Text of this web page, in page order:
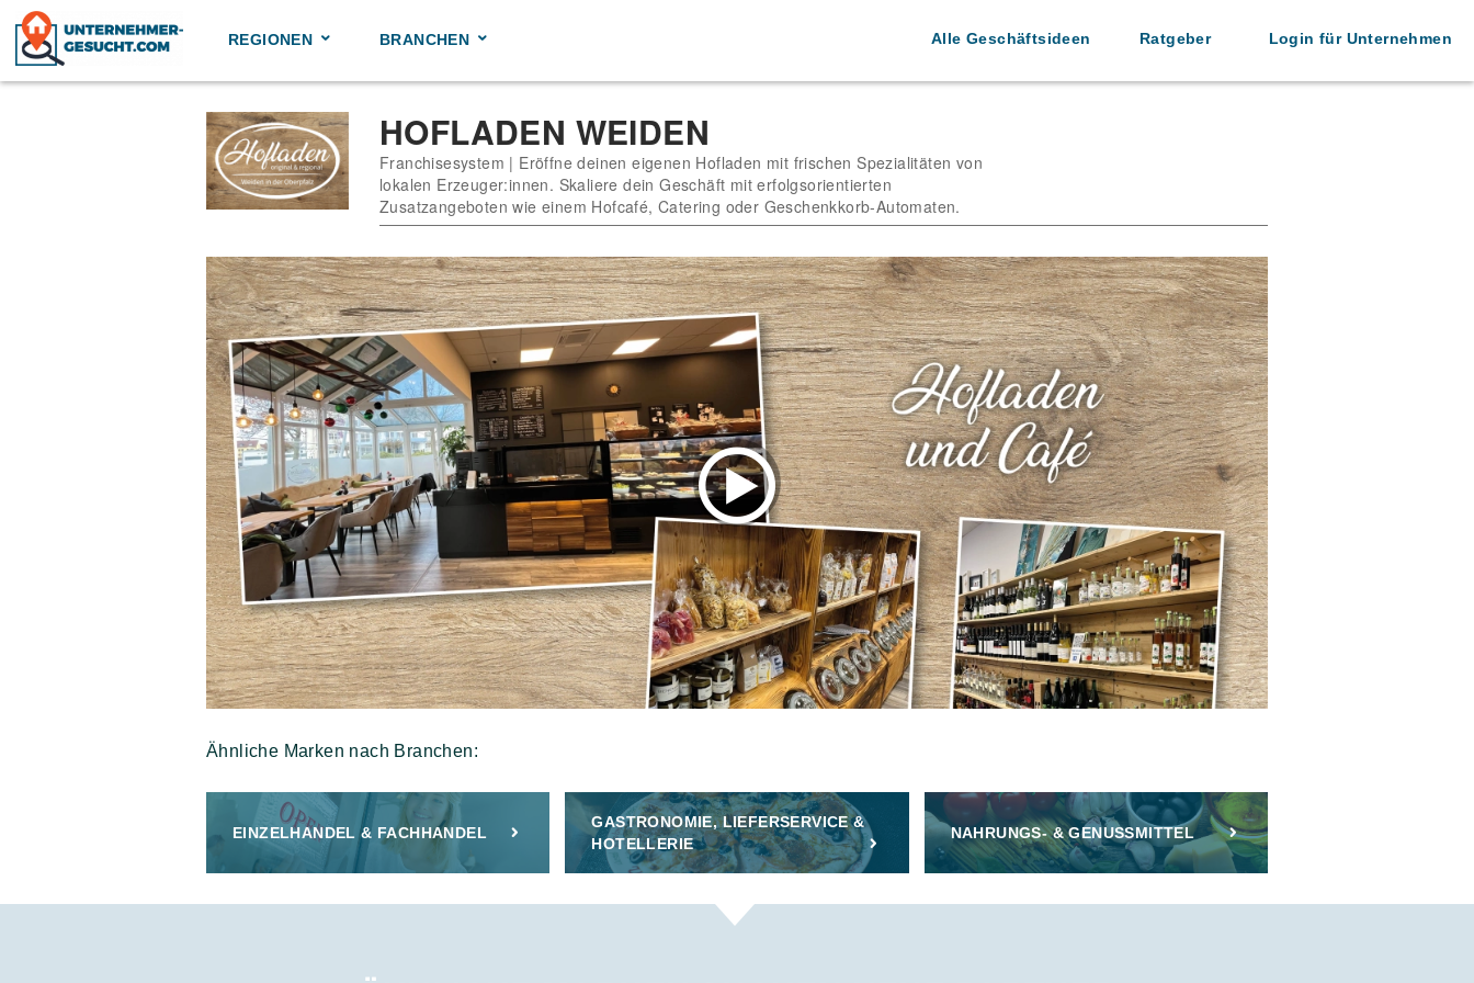
Skip
content
REGIONEN BRANCHEN Alle Geschäftsideen Ratgeber Login für Unternehmen
HOFLADEN WEIDEN
Franchisesystem | Eröffne deinen eigenen Hofladen mit frischen Spezialitäten von
lokalen Erzeuger:innen. Skaliere dein Geschäft mit erfolgsorientierten
Zusatzangeboten wie einem Hofcafé, Catering oder Geschenkkorb-Automaten.
Ähnliche Marken nach Branchen:
EINZELHANDEL & FACHHANDEL
GASTRONOMIE, LIEFERSERVICE &
HOTELLERIE
NAHRUNGS- & GENUSSMITTEL